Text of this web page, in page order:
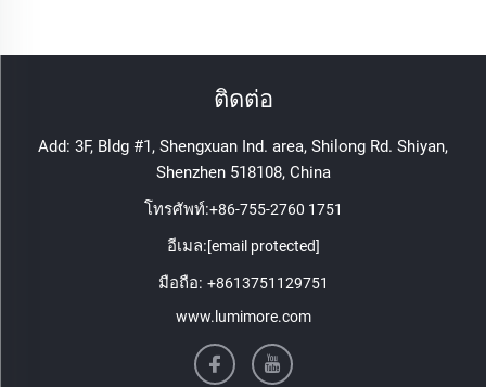
ติดต่อ
Add: 3F, Bldg #1, Shengxuan Ind. area, Shilong Rd. Shiyan,
Shenzhen 518108, China
โทรศัพท์:+86-755-2760 1751
อีเมล:[email protected]
มือถือ: +8613751129751
www.lumimore.com